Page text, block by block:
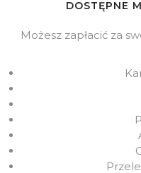
DOSTĘPNE
Możesz zapłacić za